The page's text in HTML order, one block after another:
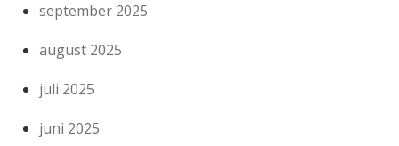
september 2025
august 2025
juli 2025
juni 2025